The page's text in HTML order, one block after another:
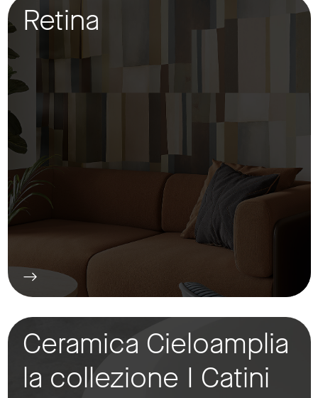
Retina
Ceramica Cieloamplia
la collezione I Catini